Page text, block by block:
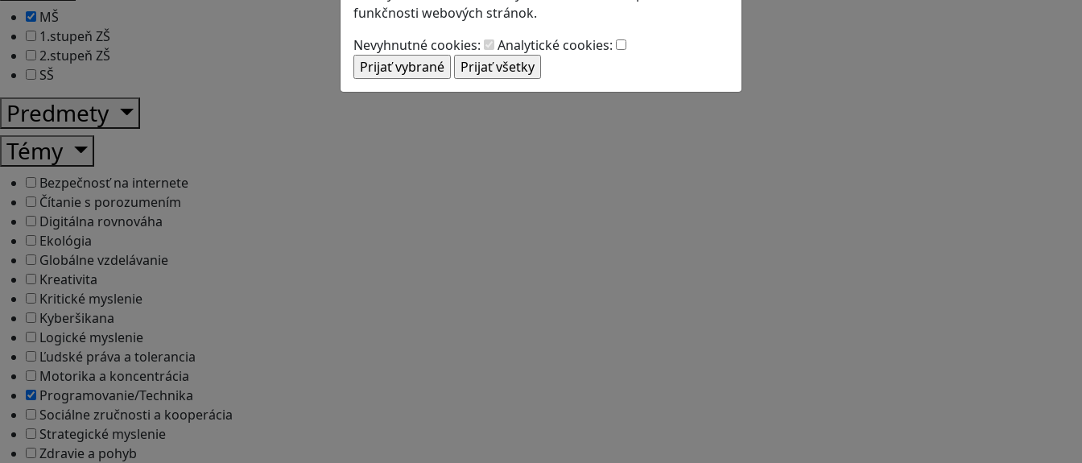
funkčnosti webových stránok.
Nevyhnutné cookies:
Analytické cookies:
MŠ
1.stupeň ZŠ
2.stupeň ZŠ
SŠ
Predmety
Témy
Bezpečnosť na internete
Čítanie s porozumením
Digitálna rovnováha
Ekológia
Globálne vzdelávanie
Kreativita
Kritické myslenie
Kyberšikana
Logické myslenie
Ľudské práva a tolerancia
Motorika a koncentrácia
Programovanie/Technika
Sociálne zručnosti a kooperácia
Strategické myslenie
Zdravie a pohyb